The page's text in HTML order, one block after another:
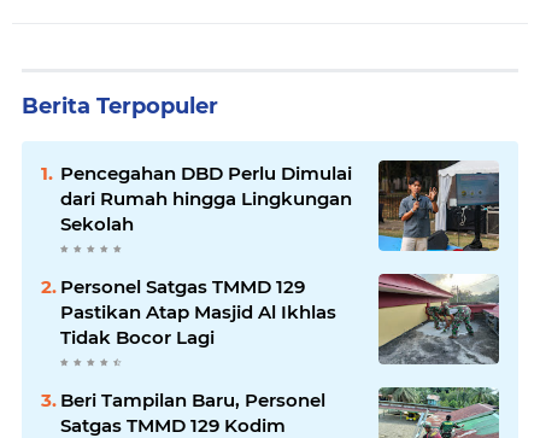
Berita Terpopuler
Pencegahan DBD Perlu Dimulai
dari Rumah hingga Lingkungan
Sekolah
Personel Satgas TMMD 129
Pastikan Atap Masjid Al Ikhlas
Tidak Bocor Lagi
Beri Tampilan Baru, Personel
Satgas TMMD 129 Kodim